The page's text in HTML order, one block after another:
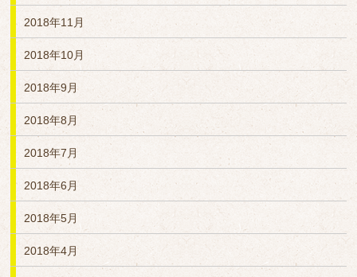
2018年11月
2018年10月
2018年9月
2018年8月
2018年7月
2018年6月
2018年5月
2018年4月